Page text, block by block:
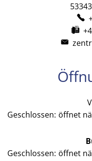
53343
Klicken, um weitere
Geschlossen: öffnet
Klicken, um weitere
Geschlossen: öffnet